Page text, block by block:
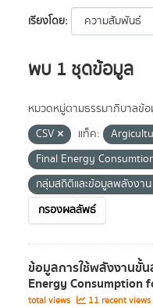
เรียงโดย
พบ 1 ชุดข้อมูล
หมวดหมู่ตามธรรมาภิบาลข้
CSV
แท็ค:
Final Energy
กลุ่มสถิติและข้อมูลพลังงาน
กรองผลลัพธ์
ข้อมูลการใช้พลังงานขั้น
Energy Consumption
total views
11 recent views